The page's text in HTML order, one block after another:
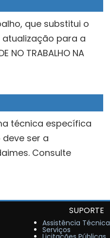
que substitui o
atualização para a
NO TRABALHO NA
técnica específica
ser a
Consulte
SUPORTE
Assistência Técnica
Serviços